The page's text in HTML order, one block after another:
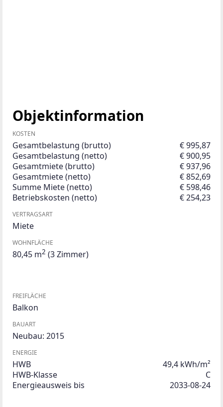
Objektinformation
KOSTEN
Gesamtbelastung (brutto)
€ 995,87
Gesamtbelastung (netto)
€ 900,95
Gesamtmiete (brutto)
€ 937,96
Gesamtmiete (netto)
€ 852,69
Summe Miete (netto)
€ 598,46
Betriebskosten (netto)
€ 254,23
VERTRAGSART
Miete
WOHNFLÄCHE
80,45 m2 (3 Zimmer)
FREIFLÄCHE
Balkon
BAUART
Neubau: 2015
ENERGIE
HWB
49,4 kWh/m²
HWB-Klasse
C
Energieausweis bis
2033-08-24